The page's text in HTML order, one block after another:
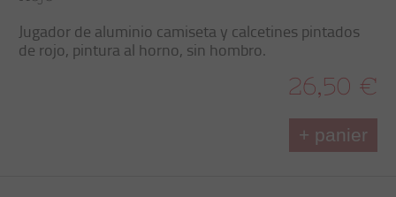
Jugador de aluminio camiseta y calcetines pintados
de rojo, pintura al horno, sin hombro.
26,50 €
+ panier